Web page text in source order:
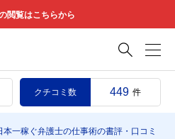
閲覧はこちらから

クチコミ数 449 件
本一稼ぐ弁護士の仕事術の書評・口コミ